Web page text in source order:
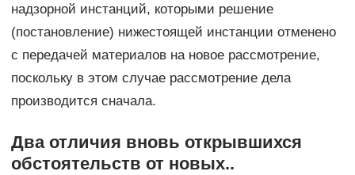
надзорной инстанций, которыми решение
(постановление) нижестоящей инстанции отменено
с передачей материалов на новое рассмотрение,
поскольку в этом случае рассмотрение дела
производится сначала.
Два отличия вновь открывшихся
обстоятельств от новых..